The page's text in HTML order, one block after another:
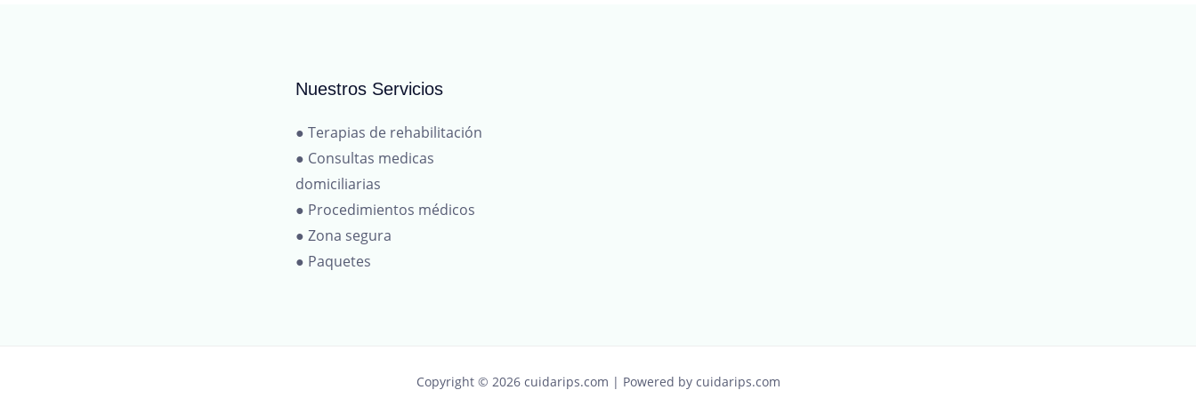
Nuestros Servicios
● Terapias de rehabilitación
● Consultas medicas
domiciliarias
● Procedimientos médicos
● Zona segura
● Paquetes
Copyright © 2026 cuidarips.com | Powered by cuidarips.com